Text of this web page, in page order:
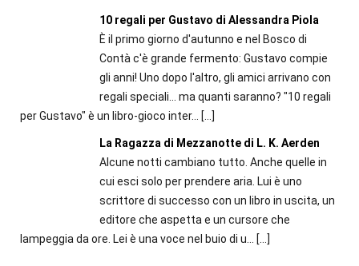
10 regali per Gustavo di Alessandra Piola
È il primo giorno d'autunno e nel Bosco di
Contà c'è grande fermento: Gustavo compie
gli anni! Uno dopo l'altro, gli amici arrivano con
regali speciali... ma quanti saranno? "10 regali
per Gustavo" è un libro-gioco inter...
[…]
La Ragazza di Mezzanotte di L. K. Aerden
Alcune notti cambiano tutto. Anche quelle in
cui esci solo per prendere aria. Lui è uno
scrittore di successo con un libro in uscita, un
editore che aspetta e un cursore che
lampeggia da ore. Lei è una voce nel buio di u...
[…]